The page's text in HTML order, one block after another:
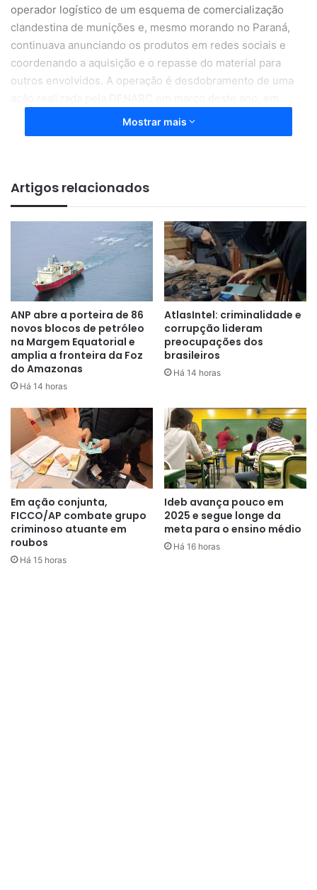
operador logístico de um esquema de comercialização
clandestina de munições e, mesmo morando no Paraná,
continuava anunciando os produtos em redes sociais e
coordenando a aquisição e o repasse do material para
outros envolvidos. A operação é desdobramento de uma
Macapá, que resultou na prisão de três pessoas suspeitas
de integrar o mesmo esquema criminoso.
O cumprimento das medidas judiciais contou com apoio da
Secretaria Nacional de Segurança Pública (SENASP), do
Ministério da Justiça e Segurança Pública (MJSP), por
Armas, Munições, Acessórios e Explosivos (RENARME),
além da cooperação da Polícia Civil do Paraná. A atuação
integrada permitiu o avanço das investigações e o
mapeamento da estrutura criminosa.
Segundo a Polícia Civil do Amapá, a prisão representa um
importante avanço no combate ao comércio ilegal de
munições e ao abastecimento de organizações criminosas.
O investigado será apresentado ao Poder Judiciário do
Mostrar mais
Artigos relacionados
ANP abre a porteira de 86
novos blocos de petróleo
na Margem Equatorial e
amplia a fronteira da Foz
do Amazonas
Há 14 horas
AtlasIntel: criminalidade e
corrupção lideram
preocupações dos
brasileiros
Há 14 horas
Em ação conjunta,
FICCO/AP combate grupo
criminoso atuante em
roubos
Há 15 horas
Ideb avança pouco em
2025 e segue longe da
meta para o ensino médio
Há 16 horas